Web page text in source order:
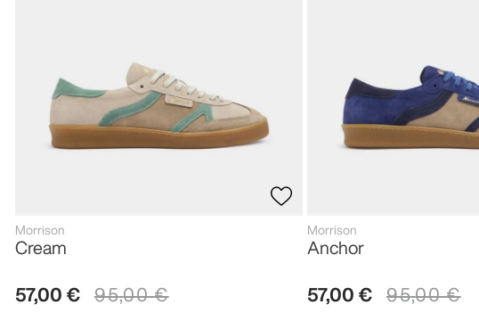
Morrison
Cream
57,00 € 95,00 €
Morrison
Anchor
57,00 € 95,00 €